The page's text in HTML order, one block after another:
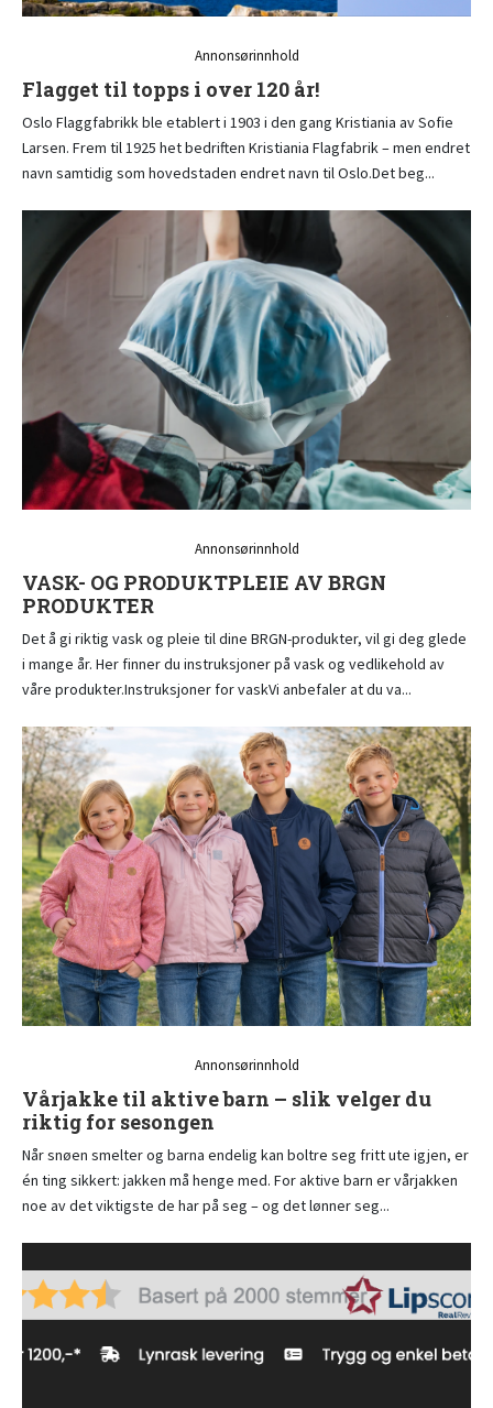
Annonsørinnhold
Flagget til topps i over 120 år!
Oslo Flaggfabrikk ble etablert i 1903 i den gang Kristiania av Sofie
Larsen. Frem til 1925 het bedriften Kristiania Flagfabrik – men endret
navn samtidig som hovedstaden endret navn til Oslo.Det beg...
Annonsørinnhold
VASK- OG PRODUKTPLEIE AV BRGN
PRODUKTER
Det å gi riktig vask og pleie til dine BRGN-produkter, vil gi deg glede
i mange år. Her finner du instruksjoner på vask og vedlikehold av
våre produkter.Instruksjoner for vaskVi anbefaler at du va...
Annonsørinnhold
Vårjakke til aktive barn – slik velger du
riktig for sesongen
Når snøen smelter og barna endelig kan boltre seg fritt ute igjen, er
én ting sikkert: jakken må henge med. For aktive barn er vårjakken
noe av det viktigste de har på seg – og det lønner seg...